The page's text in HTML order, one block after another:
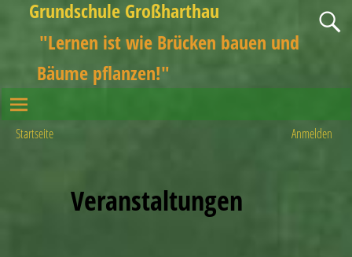
Grundschule Großharthau
"Lernen ist wie Brücken bauen und
Bäume pflanzen!"
Startseite Anmelden
Veranstaltungen